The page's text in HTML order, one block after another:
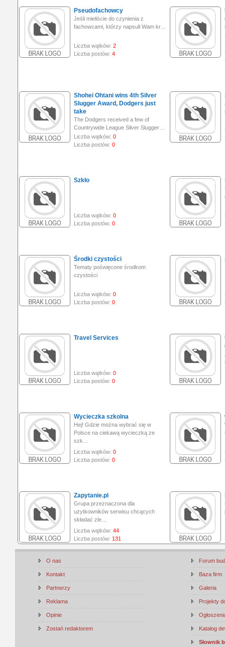
Pseudofachowcy
Jeśli mieliście do czynienia z
fachowcami, którzy napsuli Wam kr…
Liczba wątków: 2
Liczba postów: 4
Shohei Ohtani wins 4th Silver
Slugger Award, Dodgers just
take
The Dodgers received a few of
Countrywide League Silver Slugger…
Liczba wątków: 0
Liczba postów: 0
Szkło
Liczba wątków: 0
Liczba postów: 0
Środki czystości
Tematy poświęcone środkom
czystości
Liczba wątków: 0
Liczba postów: 0
Travel Services
Liczba wątków: 0
Liczba postów: 0
Wycieczka szkolna
Hej! Gdzie można wybrać się w
Polsce na ciekawą wycieczką ze
szk…
Liczba wątków: 0
Liczba postów: 0
Zapytanie.pl
Grupa przeznaczona dla
użytkowników serwisu chcących
składać zle…
Liczba wątków: 44
Liczba postów: 131
O nas
Kontakt
Partnerzy
Reklama
Opinie
Zostań redaktorem
Forum
Baza firm
Galeria
Projekty
Katalog
Słownik